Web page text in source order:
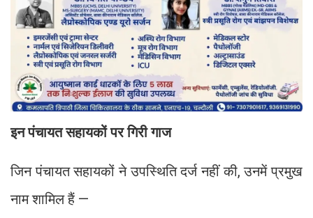
इन पंचायत सहायकों पर गिरी गाज
जिन पंचायत सहायकों ने उपस्थिति दर्ज नहीं की, उनमें प्रमुख
नाम शामिल हैं —